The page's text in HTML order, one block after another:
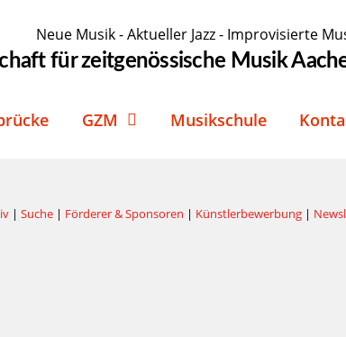
Neue Musik - Aktueller Jazz - Improvisierte
für zeitgenössische Musik
GZM Musikschule
|Suche | Förderer & Sponsoren | Künstlerbewerbung |